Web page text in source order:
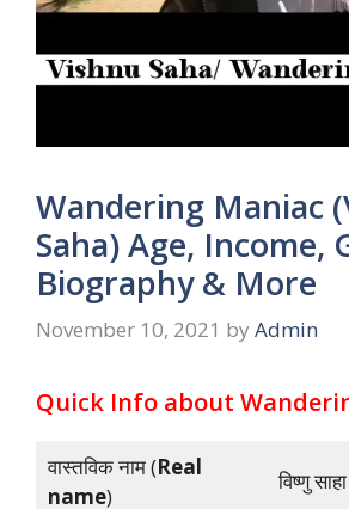
Wandering Maniac
Saha) Age, Income,
Biography & More
November 10, 2021 by Admin
Quick Info about
वास्तविक नाम (Real
name)
विष्णु